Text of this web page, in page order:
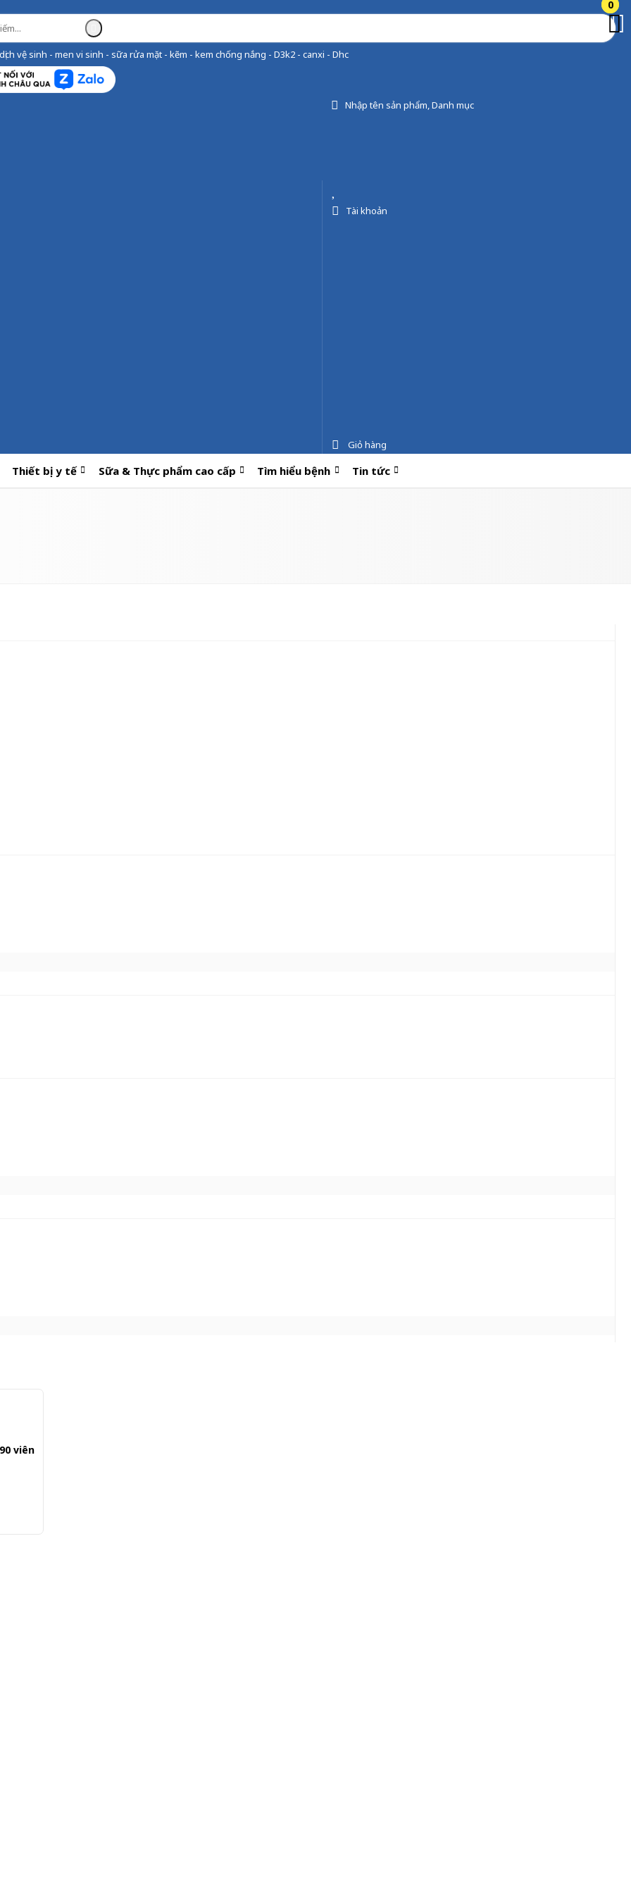
vệ sinh - men vi sinh - sữa rửa mặt - kẽm - kem chống nắng - D3k2 - canxi - Dhc
Nhập tên sản phẩm, Danh mục
0
Tài khoản
0
Giỏ hàng
Thiết bị y tế Sữa & Thực phẩm cao cấp Tìm hiểu bệnh Tin tức
viên